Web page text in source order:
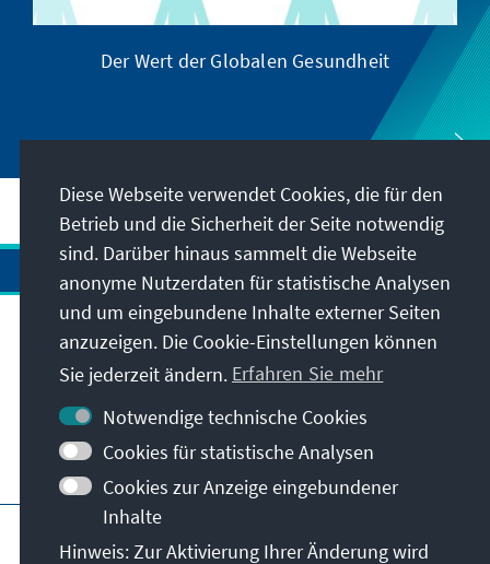
Der Wert der Globalen Gesundheit
Anschrift
Kontakt
Besuchen Sie auch
Hauptseite der KAS
Nutzungsbedingungen
Diese Webseite verwendet Cookies, die für den
Betrieb und die Sicherheit der Seite notwendig
sind. Darüber hinaus sammelt die Webseite
anonyme Nutzerdaten für statistische Analysen
und um eingebundene Inhalte externer Seiten
anzuzeigen. Die Cookie-Einstellungen können
Sie jederzeit ändern. Erfahren Sie mehr
Notwendige technische Cookies
Cookies für statistische Analysen
Cookies zur Anzeige eingebundener
Inhalte
Hinweis: Zur Aktivierung Ihrer Änderung wird